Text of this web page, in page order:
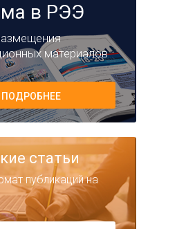
в РЭЭ
материалов
ПОДРОБНЕЕ
статьи
публикаций на